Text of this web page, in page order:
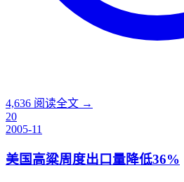
4,636 阅读全文 →
20
2005-11
美国高粱周度出口量降低36%